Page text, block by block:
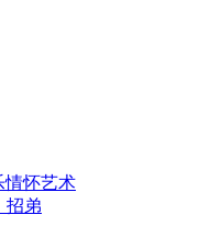
情怀艺术
招弟